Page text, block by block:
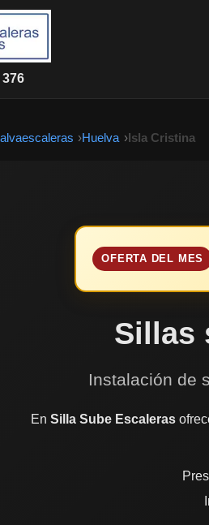
376
Huelva Isla Cristina
OFERTA DEL MES
Sillas
Instalación de
En Silla Sube Escaleras